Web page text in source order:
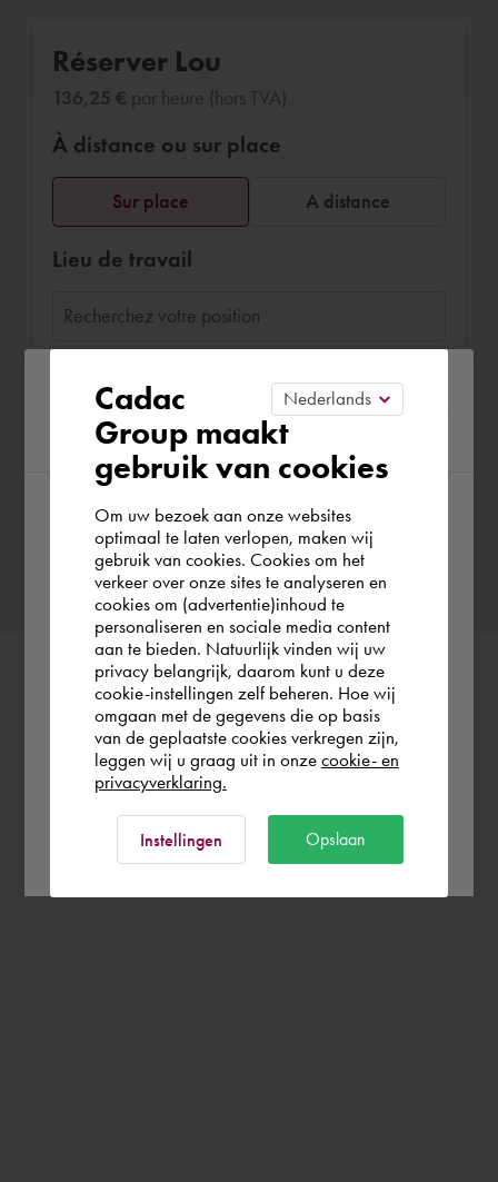
Réserver Lou
136,25 € par heure (hors TVA)
À distance ou sur place
Sur place A distance
Lieu de travail
Choisissez la date
Confirmer la réservation
Please confirm your current
region
According to us you are situated in Rest of
the world. Please confirm in which country
you wish to shop.
Schweiz
Rest of the world
Cadac
Group maakt
gebruik van cookies
Om uw bezoek aan onze websites
optimaal te laten verlopen, maken wij
gebruik van cookies. Cookies om het
verkeer over onze sites te analyseren en
cookies om (advertentie)inhoud te
personaliseren en sociale media content
aan te bieden. Natuurlijk vinden wij uw
privacy belangrijk, daarom kunt u deze
cookie-instellingen zelf beheren. Hoe wij
omgaan met de gegevens die op basis
van de geplaatste cookies verkregen zijn,
leggen wij u graag uit in onze cookie- en
privacyverklaring.
Instellingen Opslaan